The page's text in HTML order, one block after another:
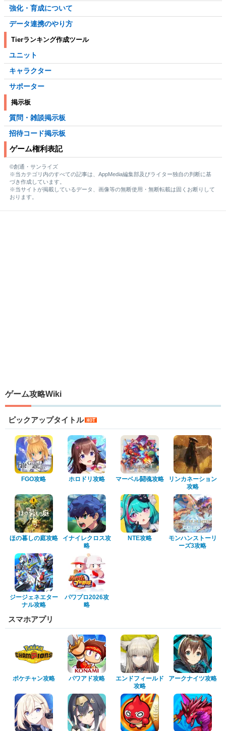
強化・育成について
データ連携のやり方
Tierランキング作成ツール
ユニット
キャラクター
サポーター
掲示板
質問・雑談掲示板
招待コード掲示板
ゲーム権利表記
©創通・サンライズ
※当カテゴリ内のすべての記事は、AppMedia編集部及びライター独自の判断に基
づき作成しています。
※当サイトが掲載しているデータ、画像等の無断使用・無断転載は固くお断りして
おります。
ゲーム攻略Wiki
ピックアップタイトル
FGO攻略 ホロドリ攻略 マーベル闘魂攻略
リンカネーション
攻略
ほの暮しの庭攻略
イナイレクロス攻
略
NTE攻略
モンハンストーリ
ーズ3攻略
ジージェネエター
ナル攻略
パワプロ2026攻
略
スマホアプリ
ポケチャン攻略 パワアド攻略
エンドフィールド
攻略
アークナイツ攻略